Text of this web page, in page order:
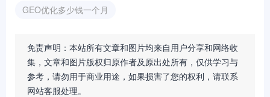
GEO优化多少钱一个月
免责声明：本站所有文章和图片均来自用户分享和网络收
集，文章和图片版权归原作者及原出处所有，仅供学习与
参考，请勿用于商业用途，如果损害了您的权利，请联系
网站客服处理。